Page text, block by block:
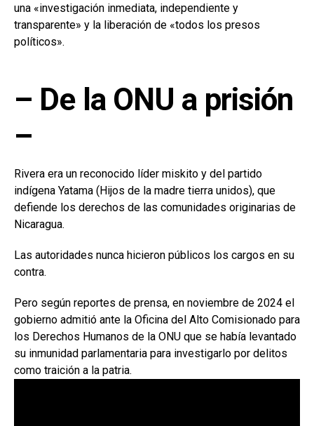
una «investigación inmediata, independiente y
transparente» y la liberación de «todos los presos
políticos».
– De la ONU a prisión
–
Rivera era un reconocido líder miskito y del partido
indígena Yatama (Hijos de la madre tierra unidos), que
defiende los derechos de las comunidades originarias de
Nicaragua.
Las autoridades nunca hicieron públicos los cargos en su
contra.
Pero según reportes de prensa, en noviembre de 2024 el
gobierno admitió ante la Oficina del Alto Comisionado para
los Derechos Humanos de la ONU que se había levantado
su inmunidad parlamentaria para investigarlo por delitos
como traición a la patria.